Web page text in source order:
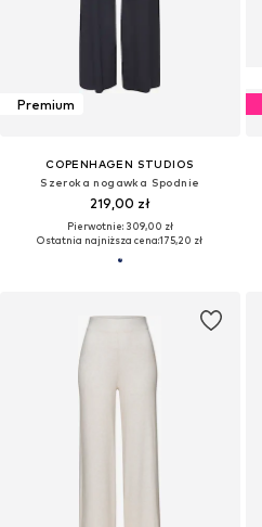
Premium
COPENHAGEN STUDIOS
Szeroka nogawka Spodnie
219,00 zł
Pierwotnie: 309,00 zł
Ostatnia najniższa cena:175,20 zł